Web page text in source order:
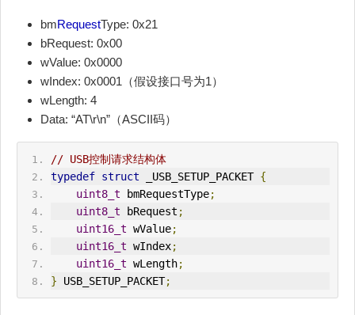
bmRequestType: 0x21
bRequest: 0x00
wValue: 0x0000
wIndex: 0x0001（假设接口号为1）
wLength: 4
Data: “AT\r\n”（ASCII码）
// USB控制请求结构体
typedef struct _USB_ SETUP_PACKET {
uint8_t bmRequestType;
uint8_t bRequest ;
uint16_t wValue;
uint16_t wIndex;
uint16_t wLength;
} USB_ SETUP_PACKET;